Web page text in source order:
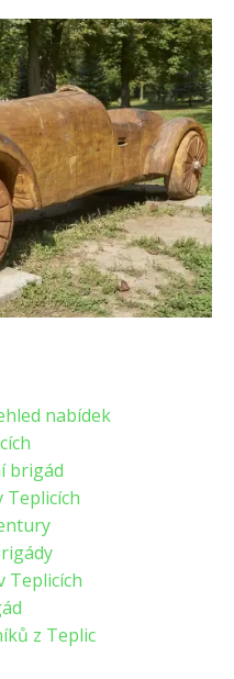
nabídek
brigád
Teplicích
Teplicích
z Teplic